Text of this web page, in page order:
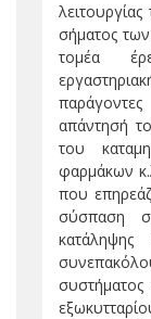
σήματος
τομέα
απάντησή
του
φαρμάκων
που
σύσπαση